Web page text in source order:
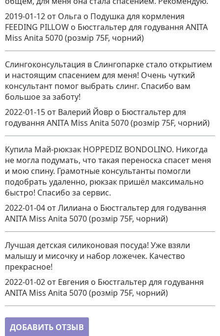
2019-01-12 от Ольга о Подушка для кормления
FEEDING PILLOW о Бюстгальтер для годування ANITA
Miss Anita 5070 (розмір 75F, чорний)
Слингоконсультация в Слингопарке стало открытием
и настоящим спасением для меня! Очень чуткий
консультант помог выбрать слинг. Спасибо вам
большое за заботу!
2022-01-15 от Валерий Йовр о Бюстгальтер для
годування ANITA Miss Anita 5070 (розмір 75F, чорний)
Купила Май-рюкзак HOPPEDIZ BONDOLINO. Никогда
не могла подумать, что такая переноска спасет меня
и мою спину. Грамотные консультанты помогли
подобрать удаленно, рюкзак пришёл максимально
быстро! Спасибо за сервис.
2022-01-04 от Лилиана о Бюстгальтер для годування
ANITA Miss Anita 5070 (розмір 75F, чорний)
Лучшая детская силиконовая посуда! Уже взяли
малышу и мисочку и набор ложечек. Качество
прекрасное!
2022-01-02 от Евгения о Бюстгальтер для годування
ANITA Miss Anita 5070 (розмір 75F, чорний)
ДОБАВИТЬ ОТЗЫВ